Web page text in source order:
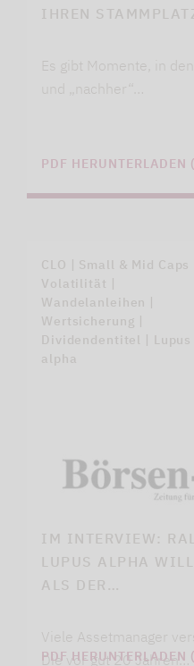
IHREN
Es gibt Momente, in
und „nachher“…
PDF HERUNTERLADEN
CLO | Small & Mid Caps
Volatilität |
Wandelanleihen |
Wertsicherung |
Dividendentitel | Lupus
alpha
IM INTERVIEW:
LUPUS ALPHA
ALS DER…
Viele Assetmanager
Die vor gut 20 Jahren…
PDF HERUNTERLADEN